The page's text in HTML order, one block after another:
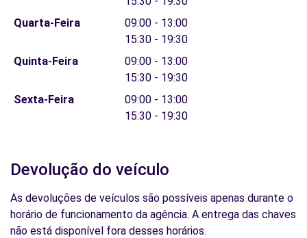
Quarta-Feira
09:00 - 13:00
15:30 - 19:30
Quinta-Feira
09:00 - 13:00
15:30 - 19:30
Sexta-Feira
09:00 - 13:00
15:30 - 19:30
Devolução do veículo
As devoluções de veículos são possíveis apenas durante o
horário de funcionamento da agência. A entrega das chaves
não está disponível fora desses horários.